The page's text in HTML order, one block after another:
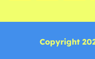
Copyright